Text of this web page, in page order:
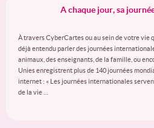
A chaque jour, sa
À travers CyberCartes ou au sein de votre vie
déjà entendu parler des journées
animaux, des enseignants, de la famille, ou
Unies enregistrent plus de 140 journées
internet : « Les journées internationales
de la vie …